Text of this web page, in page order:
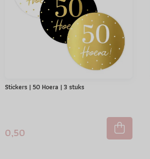
Stickers | 50 Hoera | 3 stuks
0,50